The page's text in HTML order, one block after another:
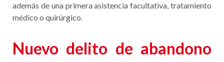
además de una primera asistencia facultativa, tratamiento
médico o quirúrgico.
Nuevo delito de abandono